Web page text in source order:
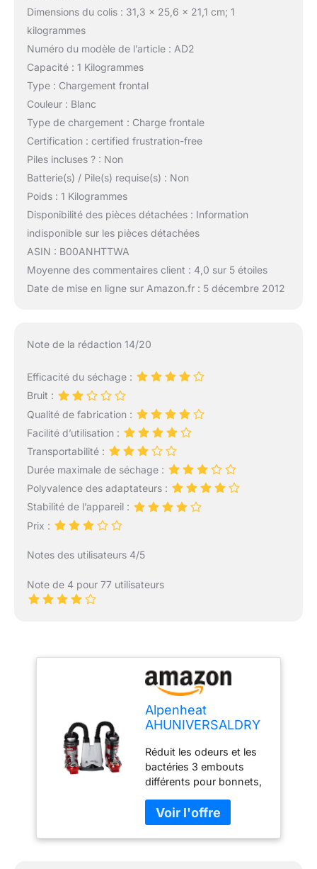
Dimensions du colis : 31,3 x 25,6 x 21,1 cm; 1
kilogrammes
Numéro du modèle de l’article : AD2
Capacité : 1 Kilogrammes
Type : Chargement frontal
Couleur : Blanc
Type de chargement : Charge frontale
Certification : certified frustration-free
Piles incluses ? : Non
Batterie(s) / Pile(s) requise(s) : Non
Poids : 1 Kilogrammes
Disponibilité des pièces détachées : Information
indisponible sur les pièces détachées
ASIN : B00ANHTTWA
Moyenne des commentaires client : 4,0 sur 5 étoiles
Date de mise en ligne sur Amazon.fr : 5 décembre 2012
Note de la rédaction 14/20
Efficacité du séchage :
Bruit :
Qualité de fabrication :
Facilité d’utilisation :
Transportabilité :
Durée maximale de séchage :
Polyvalence des adaptateurs :
Stabilité de l’appareil :
Prix :
Notes des utilisateurs 4/5
Note de 4 pour 77 utilisateurs
Alpenheat
AHUNIVERSALDRY
Blanc
Réduit les odeurs et les
bactéries 3 embouts
différents pour bonnets,
Modularité : Chaussure 1
paire ou 2, bottes 1 pair 2
niveaux de chauffe Mise